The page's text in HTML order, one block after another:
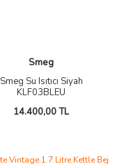
Smeg
Smeg Su Isıtıcı Siyah
KLF03BLEU
14.400,00 TL